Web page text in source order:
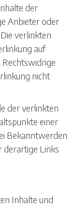
der
Anbieter oder
verlinkten
auf
nicht
der verlinkten
einer
Bekanntwerden
Links
Inhalte und